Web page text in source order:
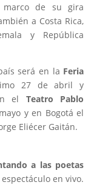
de su gira
a Costa Rica,
y República
será en la Feria
27 de abril y
el Teatro Pablo
y en Bogotá el
Eliécer Gaitán.
a las poetas
en vivo.